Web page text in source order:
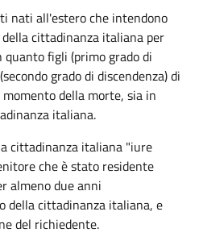
nati all'estero che intendono
cittadinanza italiana per
figli (primo grado di
grado di discendenza) di
della morte, sia in
italiana.
cittadinanza italiana "iure
che è stato residente
almeno due anni
della cittadinanza italiana, e
del richiedente.